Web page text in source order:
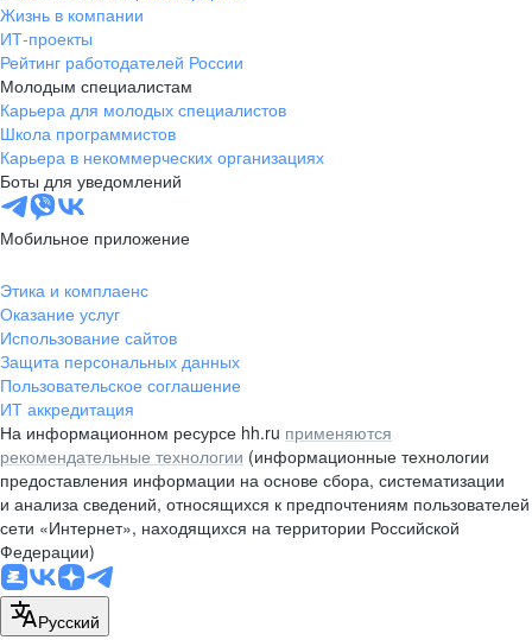
ул. Большевистская, д. 35,
помещение 21
+7 383 207-94-64
pr@nsk.hh.ru
Минск
пр-т Дзержинского, д. 57,
10 этаж, помещение 45-1
pr@rabota.by
Алматы
пр. Абая, д. 151, БЦ Алатау,
12 этаж, офис 1209
+7 727 232-13-13
pr@headhunter.com.kz
Жизнь в компании
ИТ-проекты
Рейтинг работодателей России
Молодым специалистам
Карьера для молодых специалистов
Школа программистов
Карьера в некоммерческих организациях
Боты для уведомлений
Мобильное приложение
Этика и комплаенс
Оказание услуг
Использование сайтов
Защита персональных данных
Пользовательское соглашение
ИТ аккредитация
На информационном ресурсе hh.ru применяются
рекомендательные технологии (информационные технологии
предоставления информации на основе сбора, систематизации
и анализа сведений, относящихся к предпочтениям пользователей
сети «Интернет», находящихся на территории Российской
Федерации)
Русский